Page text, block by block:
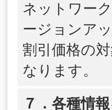
ネットワー
ージョンア
割引価格の
なります。
７．各種情